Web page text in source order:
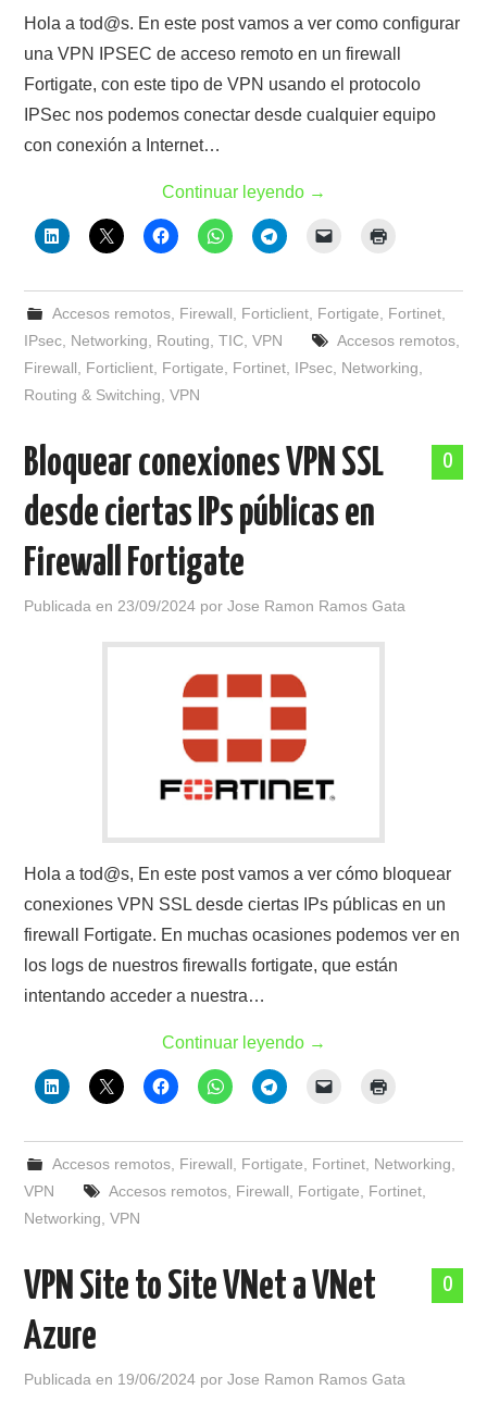
Hola a tod@s. En este post vamos a ver como configurar
una VPN IPSEC de acceso remoto en un firewall
Fortigate, con este tipo de VPN usando el protocolo
IPSec nos podemos conectar desde cualquier equipo
con conexión a Internet…
Continuar leyendo →
Accesos remotos, Firewall Forticlient, Fortigate Fortinet,
IPsec Networking Routing ,TIC ,VPN Accesos remotos,
Firewall
Forticlient Fortigate Fortinet IPsec Networking
Routing & Switching ,VPN
0
Bloquear conexiones VPN SSL
desde ciertas IPs públicas en
Firewall Fortigate
Publicada en 23/09/2024 porJose Ramon Ramos Gata
Hola a tod@s, En este post vamos a ver cómo bloquear
conexiones VPN SSL desde ciertas IPs públicas en un
firewall Fortigate. En muchas ocasiones podemos ver en
los logs de nuestros firewalls fortigate, que están
intentando acceder a nuestra…
Continuar leyendo →
Accesos remotos, Firewall Fortigate Fortinet, Networking
VPN
Accesos remotos, Firewall Fortigate Fortinet,
Networking ,VPN
0
VPN Site to Site VNet a VNet
Azure
Publicada en 19/06/2024 porJose Ramon Ramos Gata